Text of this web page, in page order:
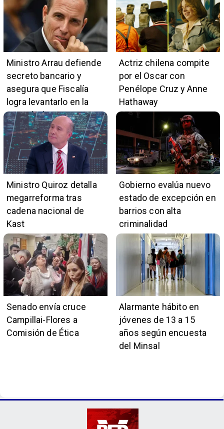
escuchas telefónicas
en zonas críticas
Ministro Arrau defiende
secreto bancario y
asegura que Fiscalía
logra levantarlo en la
mayoría de casos
Actriz chilena compite
por el Oscar con
Penélope Cruz y Anne
Hathaway
Ministro Quiroz detalla
megarreforma tras
cadena nacional de
Kast
Gobierno evalúa nuevo
estado de excepción en
barrios con alta
criminalidad
Senado envía cruce
Campillai-Flores a
Comisión de Ética
Alarmante hábito en
jóvenes de 13 a 15
años según encuesta
del Minsal